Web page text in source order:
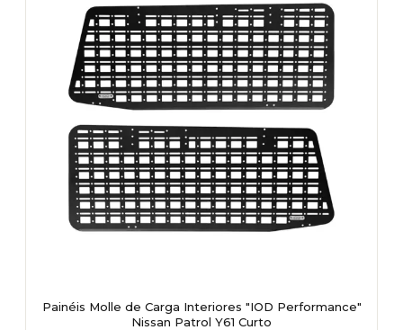
Painéis Molle de Carga Interiores "IOD Performance"
Nissan Patrol Y61 Curto